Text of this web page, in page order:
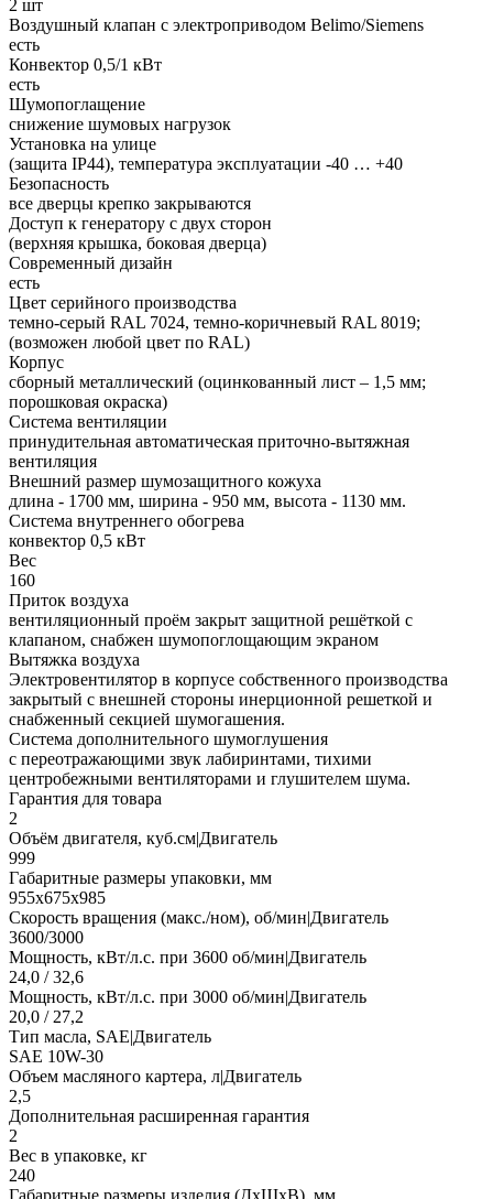
2 шт
Воздушный клапан с электроприводом Belimo/Siemens
есть
Конвектор 0,5/1 кВт
есть
Шумопоглащение
снижение шумовых нагрузок
Установка на улице
(защита IP44), температура эксплуатации -40 … +40
Безопасность
все дверцы крепко закрываются
Доступ к генератору с двух сторон
(верхняя крышка, боковая дверца)
Современный дизайн
есть
Цвет серийного производства
темно-серый RAL 7024, темно-коричневый RAL 8019;
(возможен любой цвет по RAL)
Корпус
сборный металлический (оцинкованный лист – 1,5 мм;
порошковая окраска)
Система вентиляции
принудительная автоматическая приточно-вытяжная
вентиляция
Внешний размер шумозащитного кожуха
длина - 1700 мм, ширина - 950 мм, высота - 1130 мм.
Система внутреннего обогрева
конвектор 0,5 кВт
Вес
160
Приток воздуха
вентиляционный проём закрыт защитной решёткой с
клапаном, снабжен шумопоглощающим экраном
Вытяжка воздуха
Электровентилятор в корпусе собственного производства
закрытый с внешней стороны инерционной решеткой и
снабженный секцией шумогашения.
Система дополнительного шумоглушения
с переотражающими звук лабиринтами, тихими
центробежными вентиляторами и глушителем шума.
Гарантия для товара
2
Объём двигателя, куб.см|Двигатель
999
Габаритные размеры упаковки, мм
955х675х985
Скорость вращения (макс./ном), об/мин|Двигатель
3600/3000
Мощность, кВт/л.с. при 3600 об/мин|Двигатель
24,0 / 32,6
Мощность, кВт/л.с. при 3000 об/мин|Двигатель
20,0 / 27,2
Тип масла, SAE|Двигатель
SAE 10W-30
Объем масляного картера, л|Двигатель
2,5
Дополнительная расширенная гарантия
2
Вес в упаковке, кг
240
Габаритные размеры изделия (ДхШхВ), мм